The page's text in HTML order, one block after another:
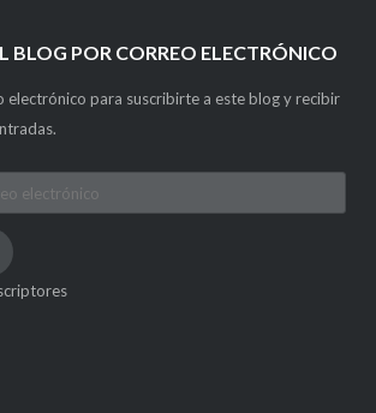
BLOG POR CORREO ELECTRÓNICO
electrónico para suscribirte a este blog y recibir